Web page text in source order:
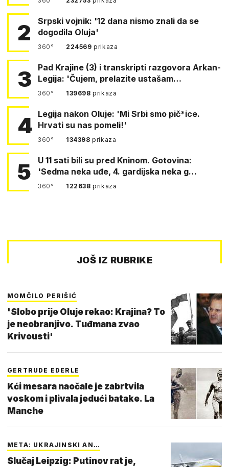
2
Srpski vojnik: '12 dana nismo znali da se
dogodila Oluja'
360° 224569prikaza
3
Pad Krajine (3) i transkripti razgovora Arkan-
Legija: 'Čujem, prelazite ustašam…
360° 139698prikaza
4 Legija nakon Oluje: 'Mi Srbi smo pič*ice.
Hrvati su nas pomeli!'
360° 134398prikaza
5
U 11 sati bili su pred Kninom. Gotovina:
'Sedma neka uđe, 4. gardijska neka g…
360° 122638prikaza
JOŠ IZ RUBRIKE
MOMČILO PERIŠIĆ
'Slobo prije Oluje rekao: Krajina? To
je neobranjivo. Tuđmana zvao
Krivousti'
GERTRUDE EDERLE
Kći mesara naočale je zabrtvila
voskom i plivala jedući batake. La
Manche
META: UKRAJINSKI AN…
Slučaj Leipzig: Putinov rat je,